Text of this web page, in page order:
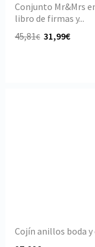
Conjunto Mr&Mrs
libro de firmas y...
45,81€ 31,99€
Cojín anillos boda